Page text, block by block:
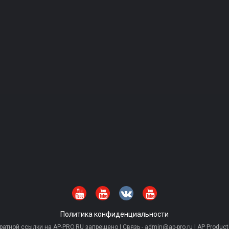
Политика конфиденциальности
ссылки на AP-PRO.RU запрещено | Связь - admin@ap-pro.ru | AP